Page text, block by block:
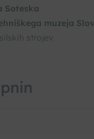
Soteska
muzeja
strojev